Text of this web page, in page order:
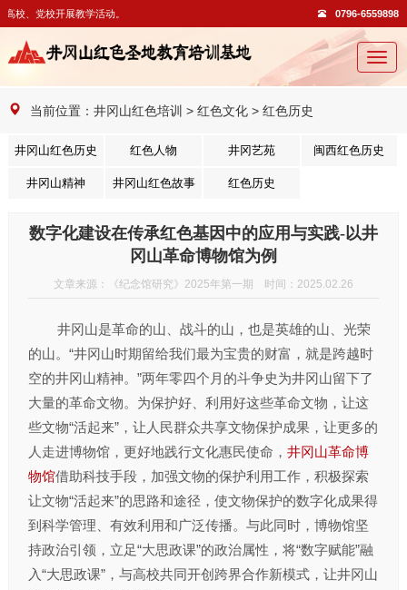
校开展教学活动。 0796-6559898
切
换
当前位置： 井冈山红色培训 > 红色文化> 红色历史
井冈山红色历史 红色人物 井冈艺苑 闽西红色历史
井冈山精神 井冈山红色故事 红色历史
数字化建设在传承红色基因中的应用与实践-以井
冈山革命博物馆为例
文章来源：《纪念馆研究》2025年第一期 时间：2025.02.26
井冈山是革命的山、战斗的山，也是英雄的山、光荣
的山。“井冈山时期留给我们最为宝贵的财富，就是跨越时
空的井冈山精神。”两年零四个月的斗争史为井冈山留下了
大量的革命文物。为保护好、利用好这些革命文物，让这
些文物“活起来”，让人民群众共享文物保护成果，让更多的
人走进博物馆，更好地践行文化惠民使命， 井冈山革命博
物馆借助科技手段，加强文物的保护利用工作，积极探索
让文物“活起来”的思路和途径，使文物保护的数字化成果得
到科学管理、有效利用和广泛传播。与此同时，博物馆坚
持政治引领，立足“大思政课”的政治属性，将“数字赋能”融
入“大思政课”，与高校共同开创跨界合作新模式，让井冈山